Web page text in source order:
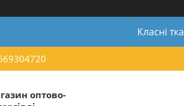
Класні
оптово-